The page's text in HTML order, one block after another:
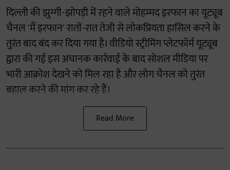
दिल्ली की झुग्गी-झोपड़ी में रहने वाले मोहम्मद इरफान का यूट्यूब
चैनल 'मैं इरफान' रातों-रात तेजी से लोकप्रियता हासिल करने के
तुरंत बाद बंद कर दिया गया है। वीडियो स्ट्रीमिंग प्लेटफॉर्म यूट्यूब
द्वारा की गई इस अचानक कार्रवाई के बाद सोशल मीडिया पर
भारी आक्रोश देखने को मिल रहा है और लोग चैनल को तुरंत
बहाल करने की मांग कर रहे हैं।
Read More